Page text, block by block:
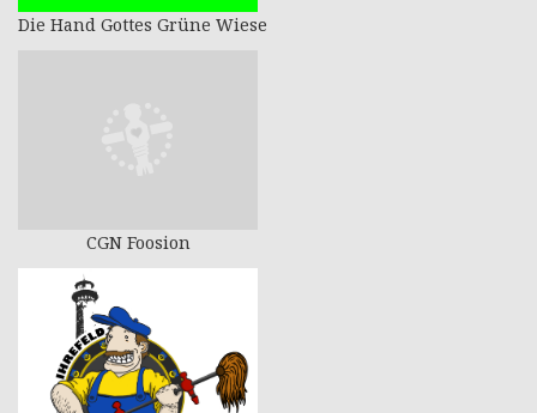
Die Hand Gottes Grüne Wiese
CGN Foosion